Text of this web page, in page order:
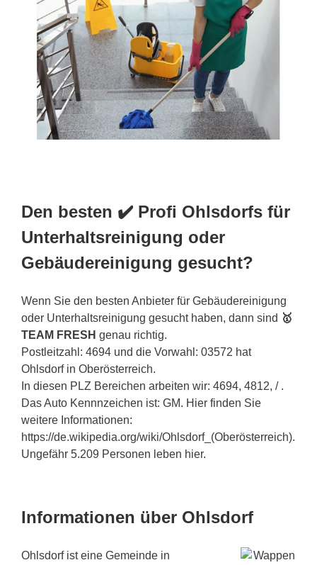
Den besten ✔️ Profi Ohlsdorfs für
Unterhaltsreinigung oder
Gebäudereinigung gesucht?
Wenn Sie den besten Anbieter für Gebäudereinigung
oder Unterhaltsreinigung gesucht haben, dann sind 🥇
TEAM FRESH genau richtig.
Postleitzahl: 4694 und die Vorwahl: 03572 hat
Ohlsdorf in Oberösterreich.
In diesen PLZ Bereichen arbeiten wir: 4694, 4812, / .
Das Auto Kennnzeichen ist: GM. Hier finden Sie
weitere Informationen:
https://de.wikipedia.org/wiki/Ohlsdorf_(Oberösterreich).
Ungefähr 5.209 Personen leben hier.
Informationen über Ohlsdorf
Ohlsdorf ist eine Gemeinde in